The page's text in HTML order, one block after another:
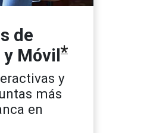
de
y Móvil*
y
más
en